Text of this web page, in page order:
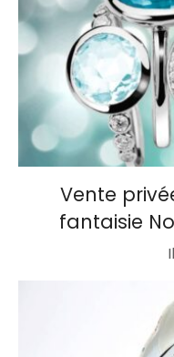
Vente
fantaisie